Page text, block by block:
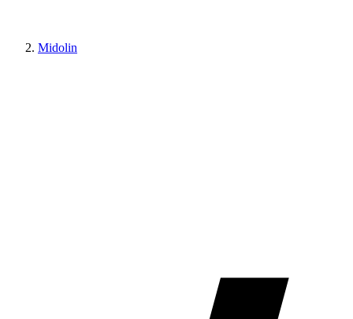
Midolin